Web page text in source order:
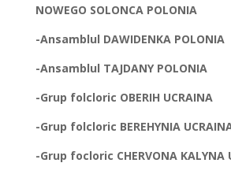
NOWEGO SOLONCA POLONIA
-Ansamblul DAWIDENKA POLONIA
-Ansamblul TAJDANY POLONIA
-Grup folcloric OBERIH UCRAINA
-Grup folcloric BEREHYNIA
-Grup focloric CHERVONA KALYNA